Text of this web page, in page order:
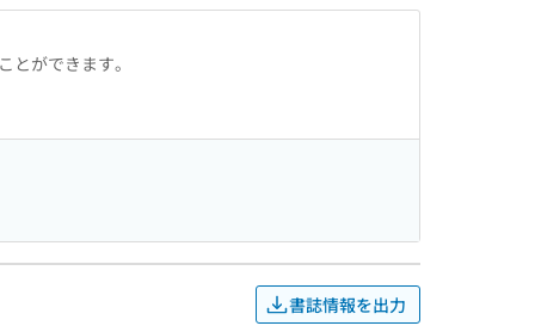
ができます。
書誌情報を出力